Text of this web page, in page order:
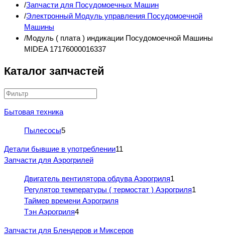
Запчасти для Посудомоечных Машин
Электронный Модуль управления Посудомоечной
Машины
Модуль ( плата ) индикации Посудомоечной Машины
MIDEA 17176000016337
Каталог запчастей
Бытовая техника
Пылесосы5
Детали бывшие в употреблении11
Запчасти для Аэрогрилей
Двигатель вентилятора обдува Аэрогриля1
Регулятор температуры ( термостат ) Аэрогриля1
Таймер времени Аэрогриля
Тэн Аэрогриля4
Запчасти для Блендеров и Миксеров